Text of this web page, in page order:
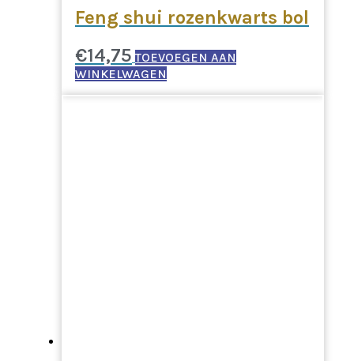
Feng shui rozenkwarts bol
€14,75 TOEVOEGEN AAN
WINKELWAGEN